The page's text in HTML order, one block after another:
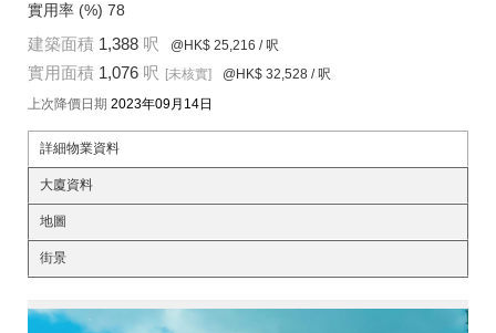
實用率 (%) 78
建築面積 1,388 呎 @HK$ 25,216 / 呎
實用面積 1,076 呎 [未核實] @HK$ 32,528 / 呎
上次降價日期 2023年09月14日
詳細物業資料
大廈資料
地圖
街景